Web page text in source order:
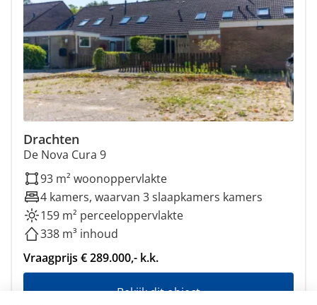
Drachten
De Nova Cura 9
93 m² woonoppervlakte
4 kamers, waarvan 3 slaapkamers kamers
159 m² perceeloppervlakte
338 m³ inhoud
Vraagprijs € 289.000,- k.k.
Bekijk dit object